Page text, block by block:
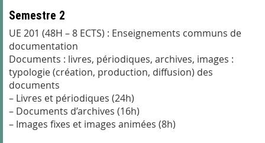
Semestre 2
UE 201 (48H – 8 ECTS) : Enseignements communs de
documentation
Documents : livres, périodiques, archives, images :
typologie (création, production, diffusion) des
documents
– Livres et périodiques (24h)
– Documents d’archives (16h)
– Images fixes et images animées (8h)